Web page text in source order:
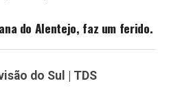
do Alentejo, faz um ferido.
do Sul | TDS